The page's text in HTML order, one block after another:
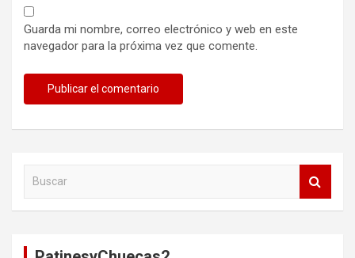
Guarda mi nombre, correo electrónico y web en este
navegador para la próxima vez que comente.